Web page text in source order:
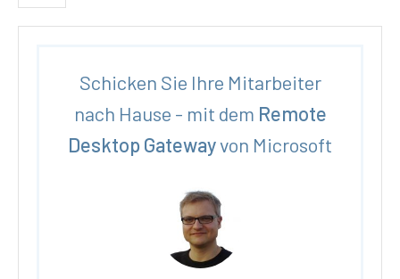
Schicken Sie Ihre Mitarbeiter
nach Hause - mit dem Remote
Desktop Gatewayvon Microsoft